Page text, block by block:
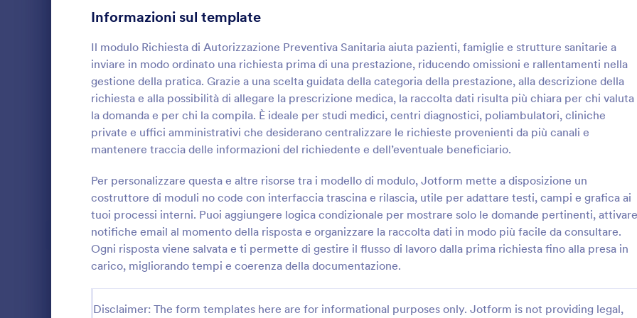
Informazioni sul template
Il modulo Richiesta di Autorizzazione Preventiva Sanitaria aiuta pazienti, famiglie e strutture sanitarie a
inviare in modo ordinato una richiesta prima di una prestazione, riducendo omissioni e rallentamenti nella
gestione della pratica. Grazie a una scelta guidata della categoria della prestazione, alla descrizione della
richiesta e alla possibilità di allegare la prescrizione medica, la raccolta dati risulta più chiara per chi valuta
la domanda e per chi la compila. È ideale per studi medici, centri diagnostici, poliambulatori, cliniche
private e uffici amministrativi che desiderano centralizzare le richieste provenienti da più canali e
mantenere traccia delle informazioni del richiedente e dell’eventuale beneficiario.
Per personalizzare questa e altre risorse tra i modello di modulo, Jotform mette a disposizione un
costruttore di moduli no code con interfaccia trascina e rilascia, utile per adattare testi, campi e grafica ai
tuoi processi interni. Puoi aggiungere logica condizionale per mostrare solo le domande pertinenti, attivare
notifiche email al momento della risposta e organizzare la raccolta dati in modo più facile da consultare.
Ogni risposta viene salvata e ti permette di gestire il flusso di lavoro dalla prima richiesta fino alla presa in
carico, migliorando tempi e coerenza della documentazione.
Disclaimer: The form templates here are for informational purposes only. Jotform is not providing legal,
Modulo Di Consenso GDPR
Raccogli e archivia il consenso al
di consenso al trattamento dei dati
personali, utile per aziende, associazioni e
professionisti che vogliono gestire
autorizzazioni e preferenze di contatto
online.
Go to Category:
Moduli di Consenso
Usa Template
:
Raccogli autorizzazioni di
Modulo di Autorizzazione al
ideale per aziende e associazioni
vogliono gestire richieste interne
documentare la raccolta dati con
Go to Category:
Moduli di Pagamento
Usa Template
Moduli di Iscrizione 56
Votazione
Moduli Riassunto 5
Moduli di Approvazione 85
Moduli di valutazione 132
Moduli di Presenza
Revisione 48
Moduli di autorizzazione 117
Moduli Premiazione 8